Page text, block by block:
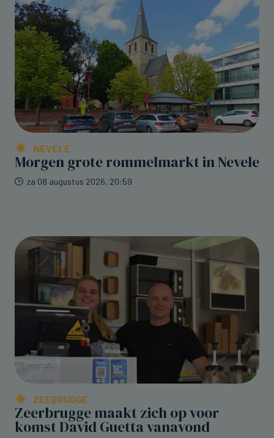
NEVELE
Morgen grote rommelmarkt in Nevele
za 08 augustus 2026, 20:59
ZEEBRUGGE
Zeerbrugge maakt zich op voor
komst David Guetta vanavond